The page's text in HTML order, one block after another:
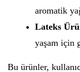
aromatik
Lateks
yaşam için
Bu ürünler,